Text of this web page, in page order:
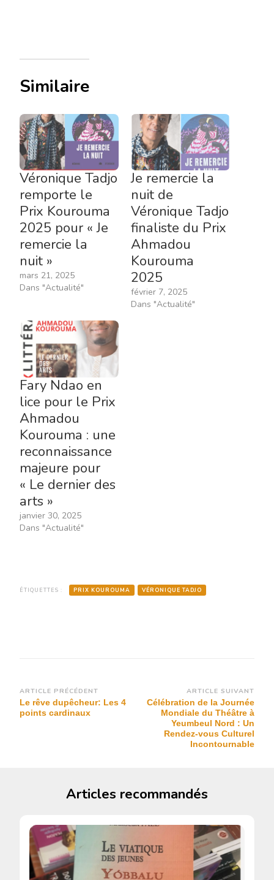
Similaire
Véronique Tadjo
remporte le
Prix Kourouma
2025 pour « Je
remercie la
nuit »
mars 21, 2025
Dans "Actualité"
Je remercie la
nuit de
Véronique Tadjo
finaliste du Prix
Ahmadou
Kourouma
2025
février 7, 2025
Dans "Actualité"
Fary Ndao en
lice pour le Prix
Ahmadou
Kourouma : une
reconnaissance
majeure pour
« Le dernier des
arts »
janvier 30, 2025
Dans "Actualité"
ÉTIQUETTES : PRIX KOUROUMA VÉRONIQUE TADJO
Navigation
d’article
ARTICLE PRÉCÉDENT
Le rêve dupêcheur: Les 4
points cardinaux
ARTICLE SUIVANT
Célébration de la Journée
Mondiale du Théâtre à
Yeumbeul Nord : Un
Rendez-vous Culturel
Incontournable
Articles recommandés